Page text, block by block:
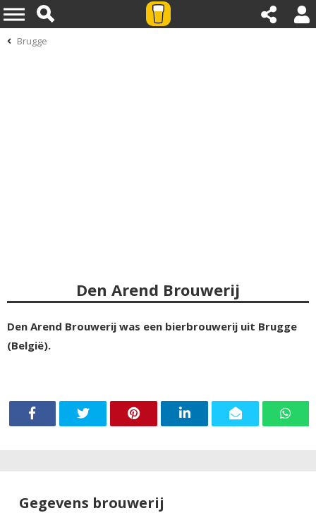
Brugge
Den Arend Brouwerij
Den Arend Brouwerij was een bierbrouwerij uit Brugge
(België).
Gegevens brouwerij